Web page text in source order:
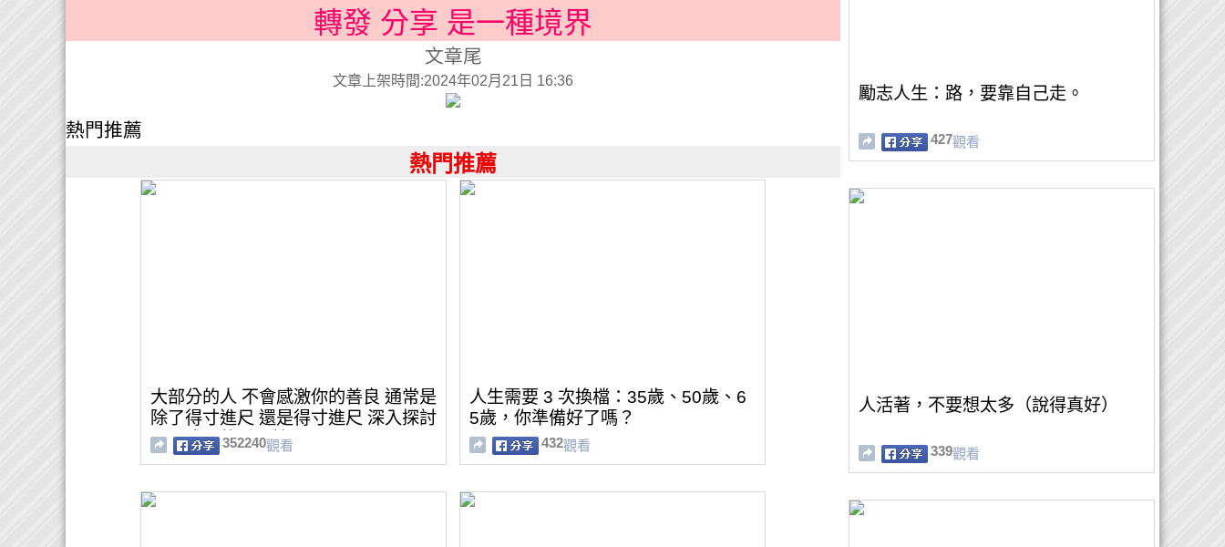
轉發 分享 是一種境界
文章尾
文章上架時間:2024年02月21日 16:36
熱門推薦
熱門推薦
大部分的人 不會感激你的善良 通常是
除了得寸進尺 還是得寸進尺 深入探討
心靈成長的重要性
352240觀看
人生需要 3 次換檔：35歲、50歲、6
5歲，你準備好了嗎？
432觀看
勵志人生：路，要靠自己走。
427觀看
人活著，不要想太多（說得真好）
339觀看